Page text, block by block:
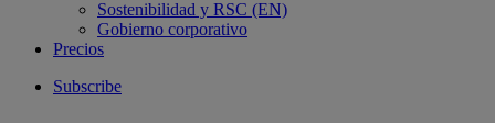
Sostenibilidad y RSC (EN)
Gobierno corporativo
Precios
Subscribe